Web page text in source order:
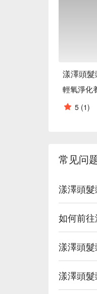
輕氧淨化
5 (1)
常见问
漾澤頭
如何前
漾澤頭
漾澤頭